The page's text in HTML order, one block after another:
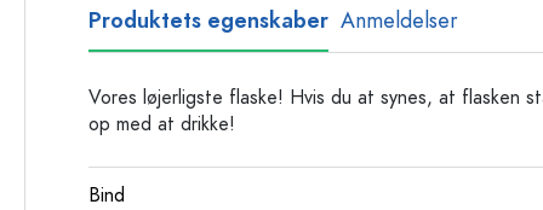
Produktets egenskaber Anmeldelser
Vores løjerligste flaske! Hvis du at synes, at flasken
op med at drikke!
Bind